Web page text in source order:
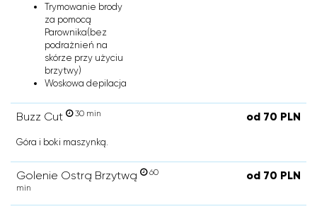
Trymowanie brody
za pomocą
Parownika(bez
podrażnień na
skórze przy użyciu
brzytwy)
Woskowa depilacja
Buzz Cut 30 min od 70 PLN
Góra i boki maszynką.
Golenie Ostrą Brzytwą
60
min
od 70 PLN